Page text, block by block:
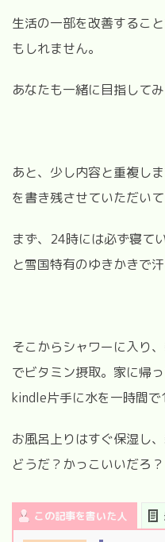
生活の一部を改善するこ
もしれません。
あなたも一緒に目指して
あと、少し内容と重複し
を書き残させていただい
まず、 24時には必ず寝て
と雪国特有のゆきかきで
そこからシャワーに入り
でビタミン摂取。家に帰
kindle片手に水を一時間で
お風呂上りはすぐ保湿し
どうだ？かっこいいだろ？
この記事を書いた人